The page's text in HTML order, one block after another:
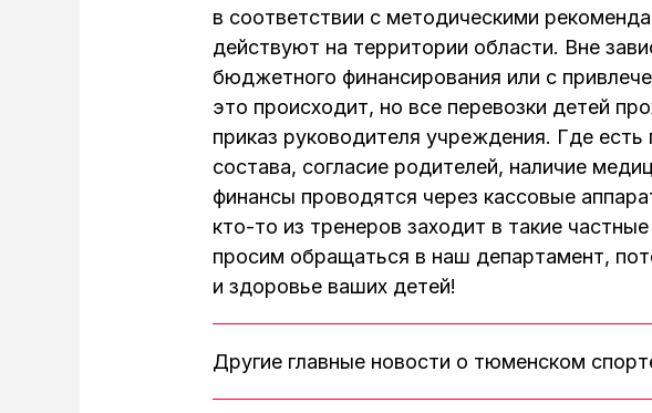
в соответствии с методическими
действуют на территории области. Вне
бюджетного финансирования или с
это происходит, но все перевозки детей
приказ руководителя учреждения. Где есть
состава, согласие родителей, наличие
финансы проводятся через кассовые
кто-то из тренеров заходит в такие
просим обращаться в наш департамент,
и здоровье ваших детей!
Другие главные новости о тюменском